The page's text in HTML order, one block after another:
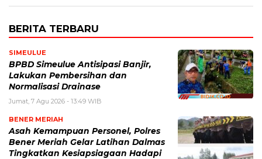
BERITA TERBARU
SIMEULUE
BPBD Simeulue Antisipasi Banjir,
Lakukan Pembersihan dan
Normalisasi Drainase
Jumat, 7 Agu 2026 - 13:49 WIB
BENER MERIAH
Asah Kemampuan Personel, Polres
Bener Meriah Gelar Latihan Dalmas
Tingkatkan Kesiapsiagaan Hadapi